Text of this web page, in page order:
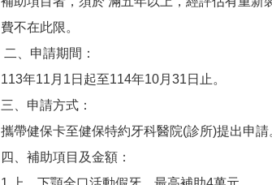
費不在此限。
二、申請期間：
113年11月1日起至114年10月31日止。
三、申請方式：
攜帶健保卡至健保特約牙科醫院(診所)提出申請
四、補助項目及金額：